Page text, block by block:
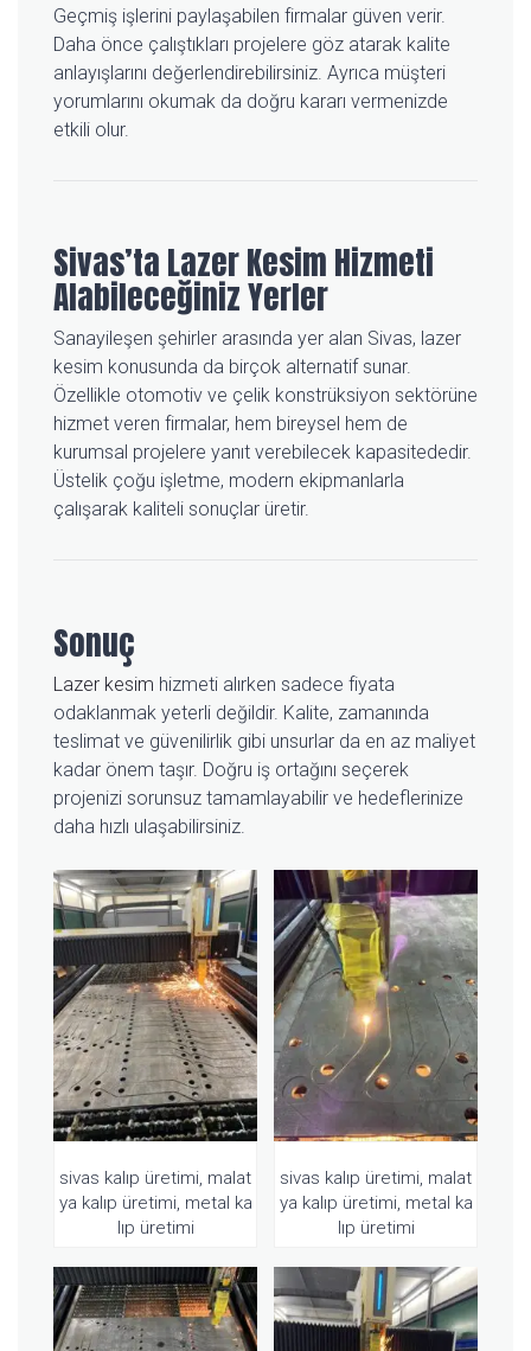
Geçmiş işlerini paylaşabilen firmalar güven verir.
Daha önce çalıştıkları projelere göz atarak kalite
anlayışlarını değerlendirebilirsiniz. Ayrıca müşteri
yorumlarını okumak da doğru kararı vermenizde
etkili olur.
Sivas’ta Lazer Kesim Hizmeti
Alabileceğiniz Yerler
Sanayileşen şehirler arasında yer alan Sivas, lazer
kesim konusunda da birçok alternatif sunar.
Özellikle otomotiv ve çelik konstrüksiyon sektörüne
hizmet veren firmalar, hem bireysel hem de
kurumsal projelere yanıt verebilecek kapasitededir.
Üstelik çoğu işletme, modern ekipmanlarla
çalışarak kaliteli sonuçlar üretir.
Sonuç
Lazer kesim hizmeti alırken sadece fiyata
odaklanmak yeterli değildir. Kalite, zamanında
teslimat ve güvenilirlik gibi unsurlar da en az maliyet
kadar önem taşır. Doğru iş ortağını seçerek
projenizi sorunsuz tamamlayabilir ve hedeflerinize
daha hızlı ulaşabilirsiniz.
sivas kalıp üretimi, malat
ya kalıp üretimi, metal ka
lıp üretimi
sivas kalıp üretimi, malat
ya kalıp üretimi, metal ka
lıp üretimi